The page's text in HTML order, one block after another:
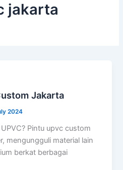
jakarta
Jakarta
2024
Pintu upvc custom
mengungguli material lain
berkat berbagai